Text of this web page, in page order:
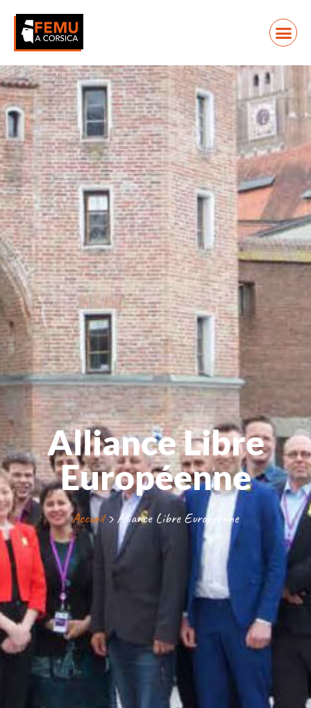
Alliance Libre
Européenne
Accueil› Alliance Libre Européenne